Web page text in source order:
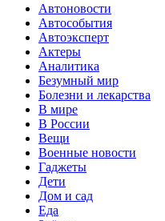
Автоновости
Автособытия
Автоэксперт
Актеры
Аналитика
Безумный мир
Болезни и лекарства
В мире
В России
Вещи
Военные новости
Гаджеты
Дети
Дом и сад
Еда